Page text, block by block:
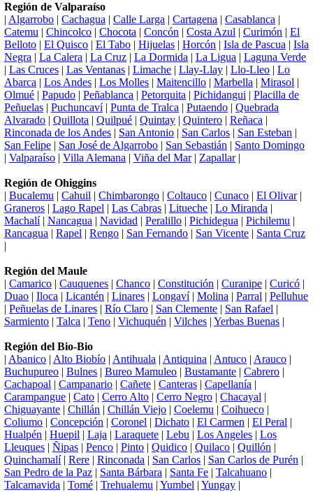
Región de Valparaíso
| Algarrobo | Cachagua | Calle Larga | Cartagena | Casablanca |
Catemu | Chincolco | Chocota | Concón | Costa Azul | Curimón | El
Belloto | El Quisco | El Tabo | Hijuelas | Horcón | Isla de Pascua | Isla
Negra | La Calera | La Cruz | La Dormida | La Ligua | Laguna Verde
| Las Cruces | Las Ventanas | Limache | Llay-Llay | Llo-Lleo | Lo
Abarca | Los Andes | Los Molles | Maitencillo | Marbella | Mirasol |
Olmué | Papudo | Peñablanca | Petorquita | Pichidangui | Placilla de
Peñuelas | Puchuncaví| Punta de Tralca | Putaendo | Quebrada
Alvarado | Quillota | Quilpué | Quintay | Quintero | Reñaca |
Rinconada de los Andes | San Antonio | San Carlos | San Esteban |
San Felipe | San José de Algarrobo | San Sebastián | Santo Domingo
| Valparaíso | Villa Alemana | Viña del Mar| Zapallar|
Región de Ohiggins
| Bucalemu | Cahuil | Chimbarongo | Coltauco | Cunaco | El Olivar|
Graneros | Lago Rapel | Las Cabras | Litueche | Lo Miranda |
Machalí| Nancagua | Navidad | Peralillo | Pichidegua | Pichilemu |
Rancagua | Rapel | Rengo | San Fernando | San Vicente | Santa Cruz
|
Región del Maule
| Camarico | Cauquenes | Chanco | Constitución | Curanipe | Curicó |
Duao | Iloca | Licantén | Linares | Longaví| Molina | Parral | Pelluhue
| Peñuelas de Linares | Río Claro | San Clemente | San Rafael |
Sarmiento | Talca | Teno | Vichuquén | Vilches | Yerbas Buenas |
Región del Bio-Bio
| Abanico | Alto Biobío | Antihuala | Antiquina | Antuco | Arauco |
Buchupureo | Bulnes | Bureo Mamuleo | Bustamante | Cabrero |
Cachapoal | Campanario | Cañete | Canteras | Capellanía |
Carampangue | Cato | Cerro Alto | Cerro Negro | Chacayal |
Chiguayante | Chillán | Chillán Viejo | Coelemu | Coihueco |
Coliumo | Concepción | Coronel | Dichato | El Carmen | El Peral |
Hualpén | Huepil | Laja | Laraquete | Lebu | Los Angeles | Los
Lleuques | Ñipas | Penco | Pinto | Quidico | Quilaco | Quillón |
Quinchamalí| Rere | Rinconada | San Carlos | San Carlos de Purén |
San Pedro de la Paz | Santa Bárbara | Santa Fe | Talcahuano |
Talcamavida | Tomé | Trehualemu | Yumbel | Yungay |